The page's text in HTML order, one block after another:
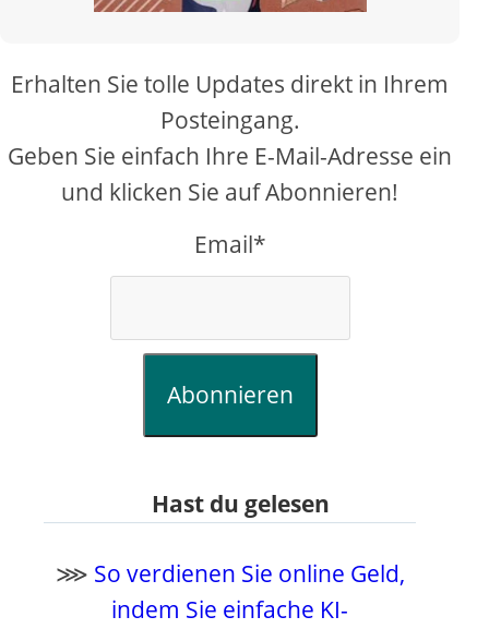
Erhalten Sie tolle Updates direkt in Ihrem
Posteingang.
Geben Sie einfach Ihre E-Mail-Adresse ein
und klicken Sie auf Abonnieren!
Email*
Abonnieren
Hast du gelesen
⋙ So verdienen Sie online Geld,
indem Sie einfache KI-